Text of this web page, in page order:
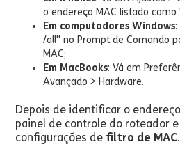
o endereço MAC listado como
Em computadores Windows:
/all" no Prompt de Comando
MAC;
Em MacBooks: Vá em
Avançado > Hardware.
Depois de identificar o
painel de controle do roteador
configurações de filtro de MAC.